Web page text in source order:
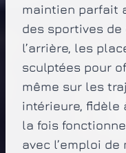
maintien parfait
des sportives
l’arrière, les
sculptées pour
même sur les
intérieure, fidèle
la fois
avec l’emploi